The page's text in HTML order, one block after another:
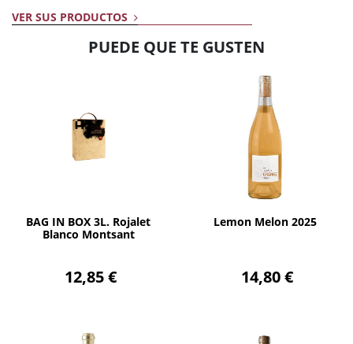
VER SUS PRODUCTOS
PUEDE QUE TE GUSTEN
BAG IN BOX 3L. Rojalet
Blanco Montsant
12,85 €
Lemon Melon 2025
14,80 €
AÑADIR